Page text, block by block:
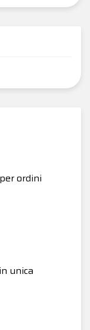
ordini
unica